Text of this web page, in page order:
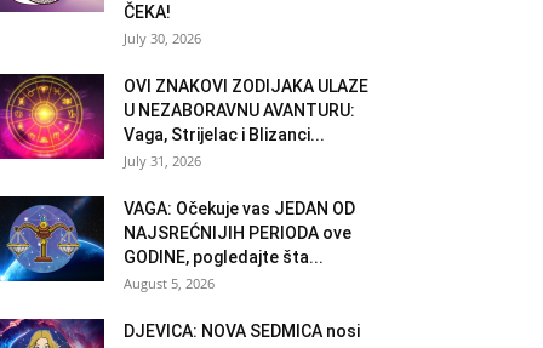
ČEKA!
July 30, 2026
OVI ZNAKOVI ZODIJAKA ULAZE
U NEZABORAVNU AVANTURU:
Vaga, Strijelac i Blizanci...
July 31, 2026
VAGA: Očekuje vas JEDAN OD
NAJSREĆNIJIH PERIODA ove
GODINE, pogledajte šta...
August 5, 2026
DJEVICA: NOVA SEDMICA nosi